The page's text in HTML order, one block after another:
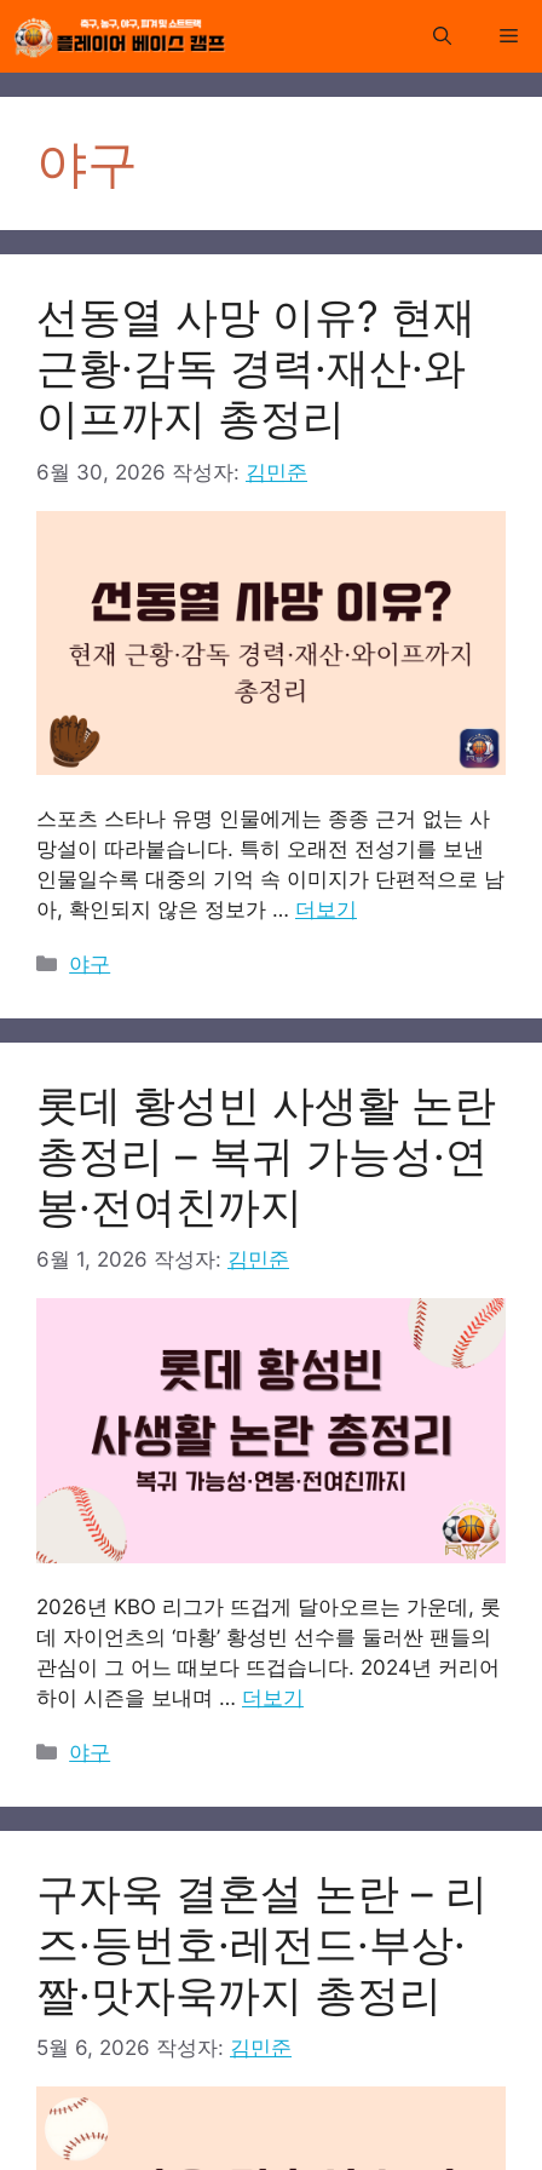
텐
츠
로
기
야구
선동열 사망 이유? 현재
근황·감독 경력·재산·와
이프까지 총정리
6월 30, 2026 작성자: 김민준
스포츠 스타나 유명 인물에게는 종종 근거 없는 사
망설이 따라붙습니다. 특히 오래전 전성기를 보낸
인물일수록 대중의 기억 속 이미지가 단편적으로 남
아, 확인되지 않은 정보가 … 더보기
카
고
리
야구
롯데 황성빈 사생활 논란
총정리 – 복귀 가능성·연
봉·전여친까지
6월 1, 2026 작성자: 김민준
2026년 KBO 리그가 뜨겁게 달아오르는 가운데, 롯
데 자이언츠의 ‘마황’ 황성빈 선수를 둘러싼 팬들의
관심이 그 어느 때보다 뜨겁습니다. 2024년 커리어
하이 시즌을 보내며 … 더보기
카
고
리
야구
구자욱 결혼설 논란 – 리
즈·등번호·레전드·부상·
짤·맛자욱까지 총정리
5월 6, 2026 작성자: 김민준